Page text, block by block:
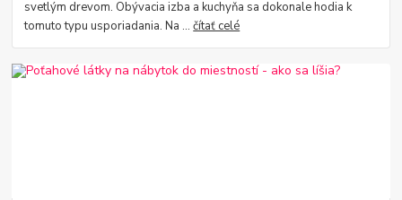
svetlým drevom. Obývacia izba a kuchyňa sa dokonale hodia k
tomuto typu usporiadania. Na ...čítať celé